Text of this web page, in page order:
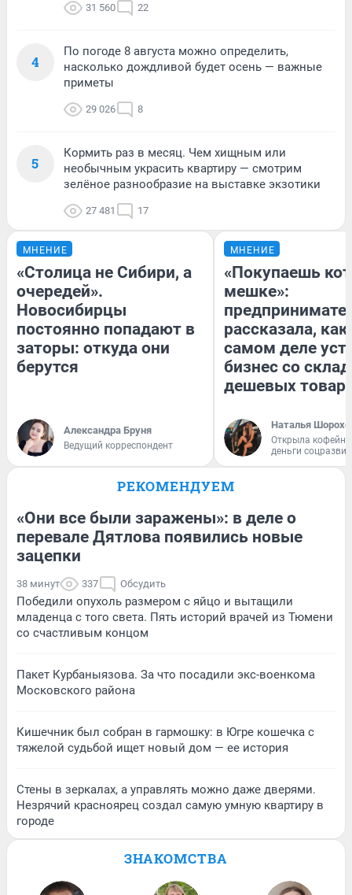
31 560 22
4
По погоде 8 августа можно определить,
насколько дождливой будет осень — важные
приметы
29 026 8
5
Кормить раз в месяц. Чем хищным или
необычным украсить квартиру — смотрим
зелёное разнообразие на выставке экзотики
27 481 17
МНЕНИЕ
«Столица не Сибири, а
очередей».
Новосибирцы
постоянно попадают в
заторы: откуда они
берутся
Александра Бруня
Ведущий корреспондент
МНЕНИЕ
«Покупаешь
мешке»:
рассказала, как
самом деле
бизнес со
дешевых
Наталья
Открыла
деньги
РЕКОМЕНДУЕМ
«Они все были заражены»: в деле о
перевале Дятлова появились новые
зацепки
38 минут 337 Обсудить
Победили опухоль размером с яйцо и вытащили
младенца с того света. Пять историй врачей из Тюмени
со счастливым концом
Пакет Курбаныязова. За что посадили экс-военкома
Московского района
Кишечник был собран в гармошку: в Югре кошечка с
тяжелой судьбой ищет новый дом — ее история
Стены в зеркалах, а управлять можно даже дверями.
Незрячий красноярец создал самую умную квартиру в
городе
ЗНАКОМСТВА